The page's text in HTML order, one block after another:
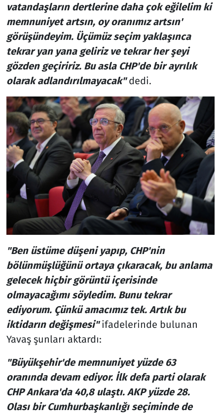
vatandaşların dertlerine daha çok eğilelim ki
memnuniyet artsın, oy oranımız artsın'
görüşündeyim. Üçümüz seçim yaklaşınca
tekrar yan yana geliriz ve tekrar her şeyi
gözden geçiririz. Bu asla CHP'de bir ayrılık
olarak adlandırılmayacak"dedi.
"Ben üstüme düşeni yapıp, CHP'nin
bölünmüşlüğünü ortaya çıkaracak, bu anlama
gelecek hiçbir görüntü içerisinde
olmayacağımı söyledim. Bunu tekrar
ediyorum. Çünkü amacımız tek. Artık bu
iktidarın değişmesi"ifadelerinde bulunan
Yavaş şunları aktardı:
"Büyükşehir'de memnuniyet yüzde 63
oranında devam ediyor. İlk defa parti olarak
CHP Ankara'da 40,8 ulaştı. AKP yüzde 28.
Olası bir Cumhurbaşkanlığı seçiminde de